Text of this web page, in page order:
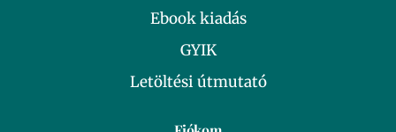
Ebook kiadás
GYIK
Letöltési útmutató